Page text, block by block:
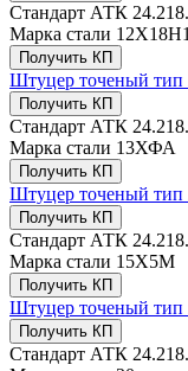
Стандарт АТК
Марка стали
Получить КП
Штуцер точеный
Получить КП
Стандарт АТК
Марка стали 13ХФА
Получить КП
Штуцер точеный
Получить КП
Стандарт АТК
Марка стали 15Х5М
Получить КП
Штуцер точеный тип
Получить КП
Стандарт АТК